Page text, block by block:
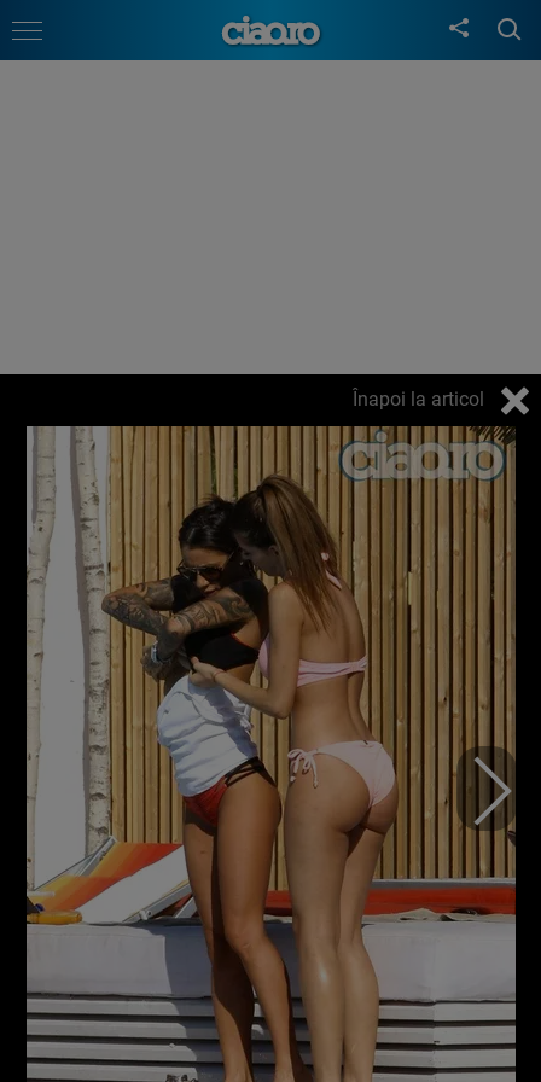
Înapoi la articol